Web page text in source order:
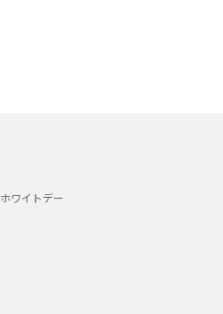
ホワイトデー